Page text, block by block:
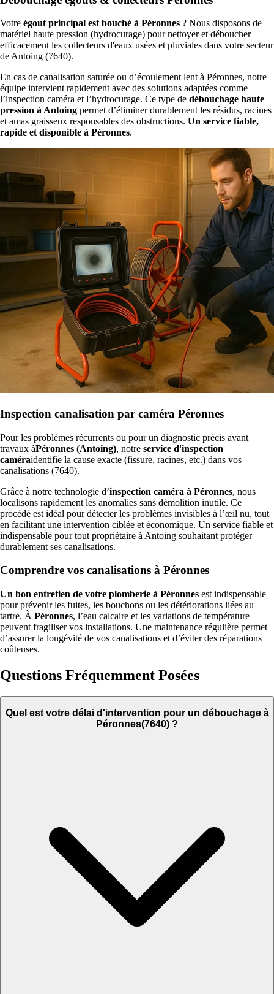
Votre égout principal est bouché à Péronnes ? Nous disposons de
matériel haute pression (hydrocurage) pour nettoyer et déboucher
efficacement les collecteurs d'eaux usées et pluviales dans votre secteur
de Antoing (7640).
En cas de canalisation saturée ou d’écoulement lent à Péronnes, notre
équipe intervient rapidement avec des solutions adaptées comme
l’inspection caméra et l’hydrocurage. Ce type de débouchage haute
pression à Antoing permet d’éliminer durablement les résidus, racines
et amas graisseux responsables des obstructions. Un service fiable,
rapide et disponible à Péronnes.
Inspection canalisation par caméra Péronnes
Pour les problèmes récurrents ou pour un diagnostic précis avant
travaux àPéronnes (Antoing), notre service d'inspection
caméraidentifie la cause exacte (fissure, racines, etc.) dans vos
canalisations (7640).
Grâce à notre technologie d’inspection caméra à Péronnes, nous
localisons rapidement les anomalies sans démolition inutile. Ce
procédé est idéal pour détecter les problèmes invisibles à l’œil nu, tout
en facilitant une intervention ciblée et économique. Un service fiable et
indispensable pour tout propriétaire à Antoing souhaitant protéger
durablement ses canalisations.
Comprendre vos canalisations à Péronnes
Un bon entretien de votre plomberie à Péronnes est indispensable
pour prévenir les fuites, les bouchons ou les détériorations liées au
tartre. À Péronnes, l’eau calcaire et les variations de température
peuvent fragiliser vos installations. Une maintenance régulière permet
d’assurer la longévité de vos canalisations et d’éviter des réparations
coûteuses.
Questions Fréquemment Posées
Quel est votre délai d'intervention pour un débouchage à
Péronnes(7640) ?